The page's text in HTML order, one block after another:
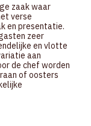
zaak waar
verse
en presentatie.
zeer
en vlotte
aan
de chef worden
of oosters